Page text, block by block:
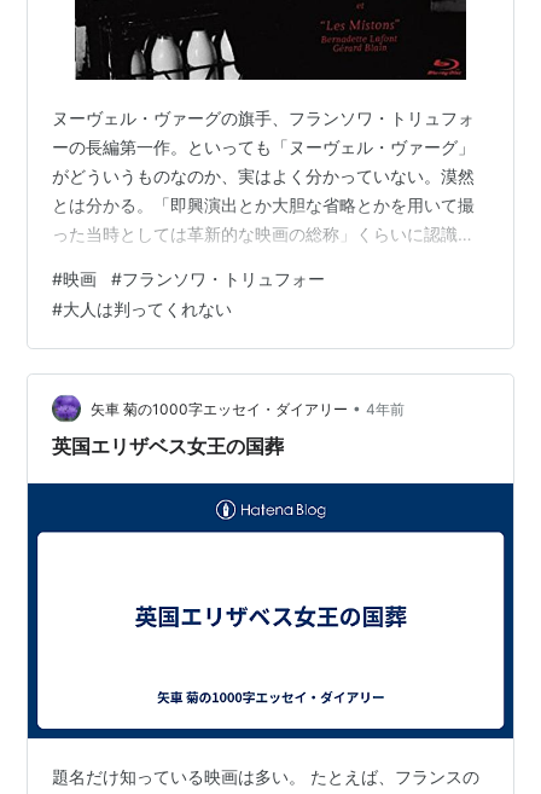
ヌーヴェル・ヴァーグの旗手、フランソワ・トリュフォ
ーの長編第一作。といっても「ヌーヴェル・ヴァーグ」
がどういうものなのか、実はよく分かっていない。漠然
とは分かる。「即興演出とか大胆な省略とかを用いて撮
った当時としては革新的な映画の総称」くらいに認識し
画を一括りに纏めて総称するのはナンセンスな気もする
のである。ゴダールだろうがトリュフォーだろうが、良
いものは良いし悪いものは悪い、と言える方が健全な気
がする。 ゴダールの『勝手にしやがれ』も、監督の長編
第一作で、フランス映画で、「ヌーヴェル・ヴァーグ」
とされているが、当然内容は全然違う。『勝手にしや…
#映画 #フランソワ・トリュフォー
#大人は判ってくれない
矢車 菊の1000字エッセイ・ダイアリー • 4年前
英国エリザベス女王の国葬
題名だけ知っている映画は多い。 たとえば、フランスの